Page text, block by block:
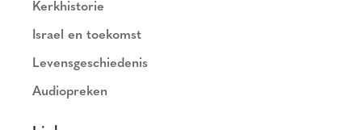
Kerkhistorie
Israel en toekomst
Levensgeschiedenis
Audiopreken